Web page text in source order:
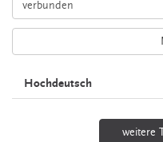
Hochdeutsch
weitere